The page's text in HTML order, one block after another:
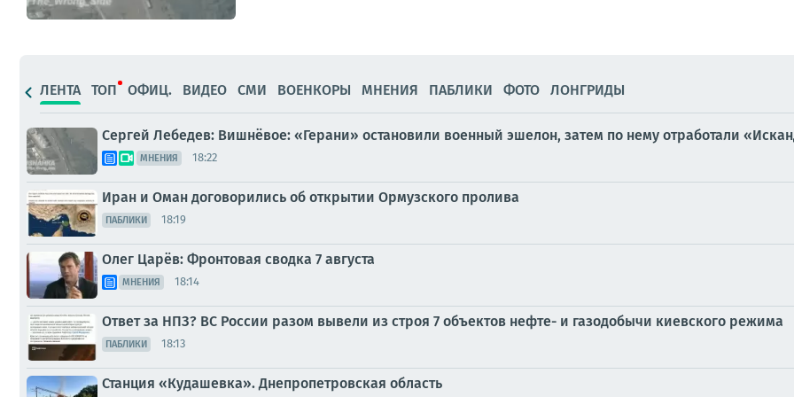
ЛЕНТА ТОП ОФИЦ. ВИДЕО СМИ ВОЕНКОРЫ МНЕНИЯ ПАБЛИКИ ФОТО ЛОНГРИДЫ
Сергей Лебедев: Вишнёвое: «Герани» остановили военный эшелон, затем по нему отработали
МНЕНИЯ 18:22
Иран и Оман договорились об открытии Ормузского пролива
ПАБЛИКИ 18:19
Олег Царёв: Фронтовая сводка 7 августа
МНЕНИЯ 18:14
Ответ за НПЗ? ВС России разом вывели из строя 7 объектов нефте- и газодобычи киевского режима
ПАБЛИКИ 18:13
Станция «Кудашевка». Днепропетровская область